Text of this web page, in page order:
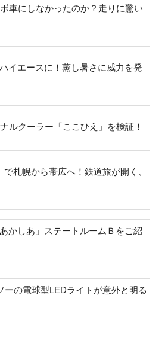
車にしなかったのか？走りに驚い
イエースに！蒸し暑さに威力を発
ルクーラー「ここひえ」を検証！
札幌から帯広へ！鉄道旅が開く、
かしあ」ステートルームＢをご紹
ーの電球型LEDライトが意外と明る